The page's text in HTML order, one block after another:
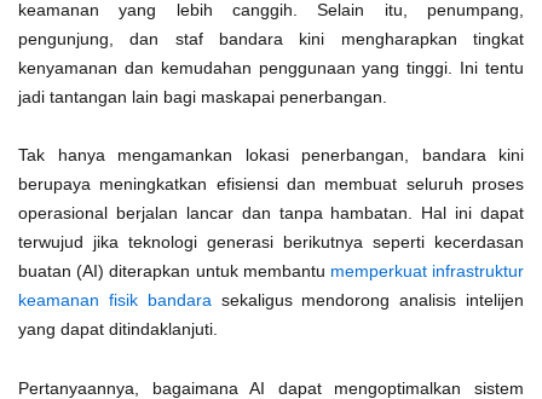
keamanan yang lebih canggih. Selain itu, penumpang,
pengunjung, dan staf bandara kini mengharapkan tingkat
kenyamanan dan kemudahan penggunaan yang tinggi. Ini tentu
jadi tantangan lain bagi maskapai penerbangan.
Tak hanya mengamankan lokasi penerbangan, bandara kini
berupaya meningkatkan efisiensi dan membuat seluruh proses
operasional berjalan lancar dan tanpa hambatan. Hal ini dapat
terwujud jika teknologi generasi berikutnya seperti kecerdasan
buatan (AI) diterapkan untuk membantu memperkuat infrastruktur
keamanan fisik bandara sekaligus mendorong analisis intelijen
yang dapat ditindaklanjuti.
Pertanyaannya, bagaimana AI dapat mengoptimalkan sistem